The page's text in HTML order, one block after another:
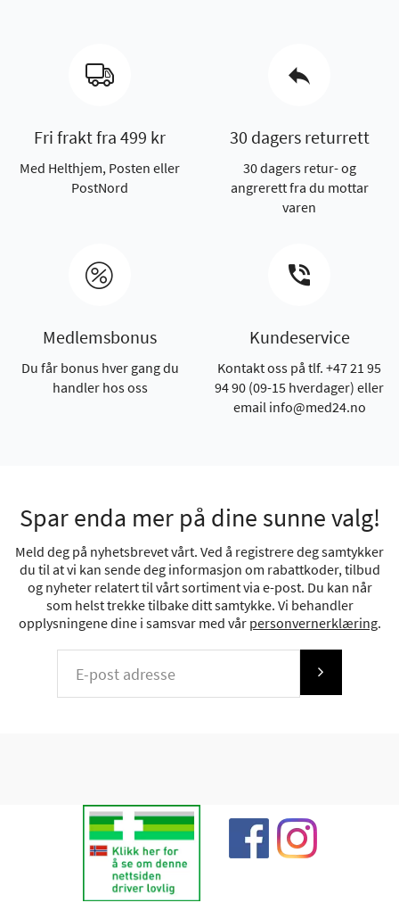
Fri frakt fra 499 kr
Med Helthjem, Posten eller
PostNord
30 dagers returrett
30 dagers retur- og
angrerett fra du mottar
varen
Medlemsbonus
Du får bonus hver gang du
handler hos oss
Kundeservice
Kontakt oss på tlf. +47 21 95
94 90 (09-15 hverdager) eller
email info@med24.no
Spar enda mer på dine sunne valg!
Meld deg på nyhetsbrevet vårt. Ved å registrere deg samtykker
du til at vi kan sende deg informasjon om rabattkoder, tilbud
og nyheter relatert til vårt sortiment via e-post. Du kan når
som helst trekke tilbake ditt samtykke. Vi behandler
opplysningene dine i samsvar med vår personvernerklæring.